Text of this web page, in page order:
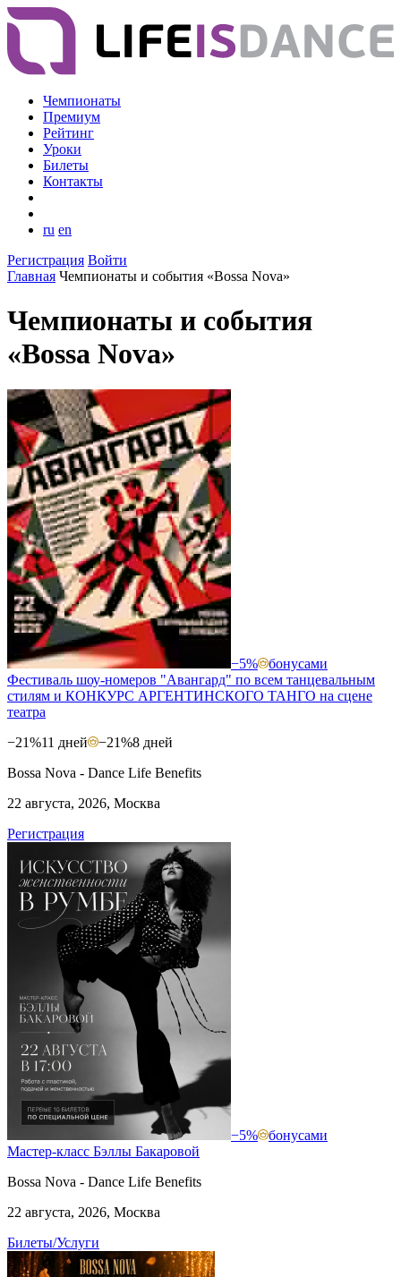
Чемпионаты
Премиум
Рейтинг
Уроки
Билеты
Контакты
ru en
Регистрация Войти
Главная Чемпионаты и события «Bossa Nova»
Чемпионаты и события
«Bossa Nova»
−5%
бонусами
Фестиваль шоу-номеров "Авангард" по всем танцевальным
стилям и КОНКУРС АРГЕНТИНСКОГО ТАНГО на сцене
театра
−21%11 дней −21%8 дней
Bossa Nova - Dance Life Benefits
22 августа, 2026, Москва
Регистрация
−5%
бонусами
Мастер-класс Бэллы Бакаровой
Bossa Nova - Dance Life Benefits
22 августа, 2026, Москва
Билеты/Услуги